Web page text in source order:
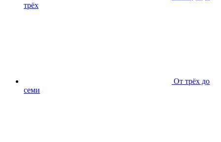
трёх
От трёх до
семи